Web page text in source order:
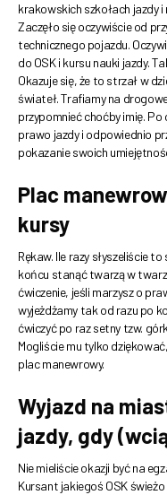
krakowskich szkołach jazdy
Zaczęło się oczywiście od
technicznego pojazdu.
do OSK i kursu nauki jazdy.
Okazuje się, że to strzał w
świateł. Trafiamy na
przypomnieć choćby imię.
prawo jazdy i odpowiednio
pokazanie swoich
Plac
kursy
Rękaw. Ile razy słyszeliście
końcu stanąć twarzą w
ćwiczenie, jeśli marzysz o
wyjeżdżamy tak od razu po
ćwiczyć po raz setny tzw.
Mogliście mu tylko
plac manewrowy.
Wyjazd na
jazdy, gdy
Nie mieliście okazji być na
Kursant jakiegoś OSK